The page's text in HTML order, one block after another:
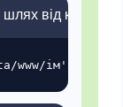
від корня